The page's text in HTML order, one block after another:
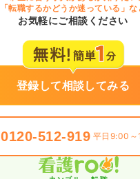
「転職するかどうか迷っている」な
お気軽にご相談ください
登録して相談してみる
0120-512-919 平日9:00～